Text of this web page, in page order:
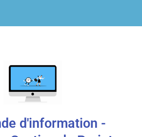
d'information -